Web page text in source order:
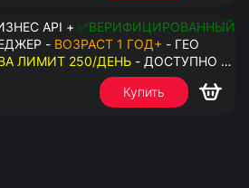
API + ✅ВЕРИФИЦИРОВАННЫЙ
- ВОЗРАСТ 1 ГОД+ - ГЕО
ЛИМИТ 250/ДЕНЬ - ДОСТУПНО К
2 НОМЕРОВ - ПРАВА
Купить